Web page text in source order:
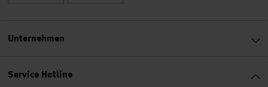
Service Hotline
Unternehmen